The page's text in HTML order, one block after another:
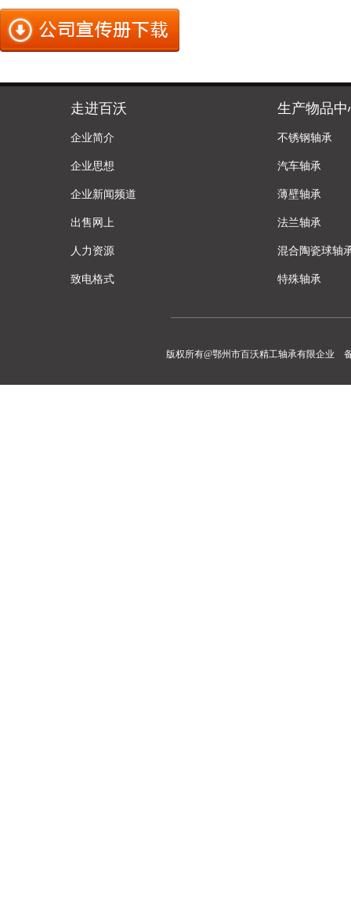
走进百沃
企业简介
企业思想
企业新闻频道
出售网上
人力资源
致电格式
生产物品中
不锈钢轴承
汽车轴承
薄壁轴承
法兰轴承
混合陶瓷球轴
特殊轴承
版权所有@鄂州市百沃精工轴承有限企业